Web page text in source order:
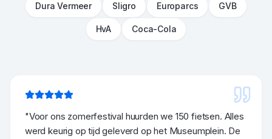
Dura Vermeer Sligro Europarcs GVB
HvA Coca-Cola
"Voor ons zomerfestival huurden we 150 fietsen. Alles
werd keurig op tijd geleverd op het Museumplein. De